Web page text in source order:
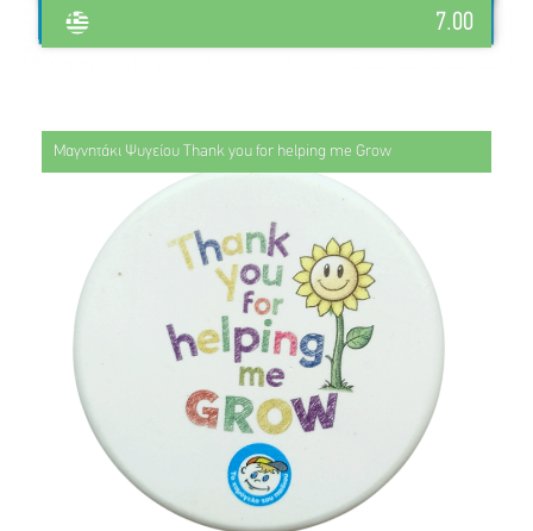
7.00
Μαγνητάκι Ψυγείου Thank you for helping me Grow